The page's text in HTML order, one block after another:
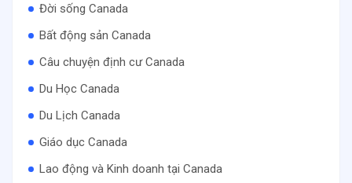
Đời sống Canada
Bất động sản Canada
Câu chuyện định cư Canada
Du Học Canada
Du Lịch Canada
Giáo dục Canada
Lao động và Kinh doanh tại Canada